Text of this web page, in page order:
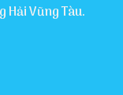
Vũng Tàu.